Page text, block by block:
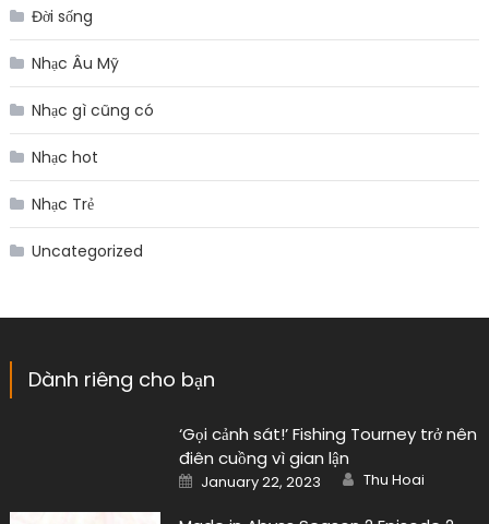
Đời sống
Nhạc Âu Mỹ
Nhạc gì cũng có
Nhạc hot
Nhạc Trẻ
Uncategorized
Dành riêng cho bạn
‘Gọi cảnh sát!’ Fishing Tourney trở nên
điên cuồng vì gian lận
Posted
on
January 22, 2023 Author
Thu Hoai